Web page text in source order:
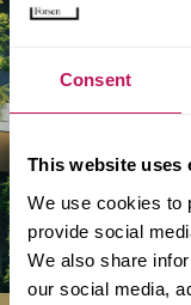
Consent
This website uses
We use cookies to
provide social
We also share
our social media,
eller för
stadsdelar.